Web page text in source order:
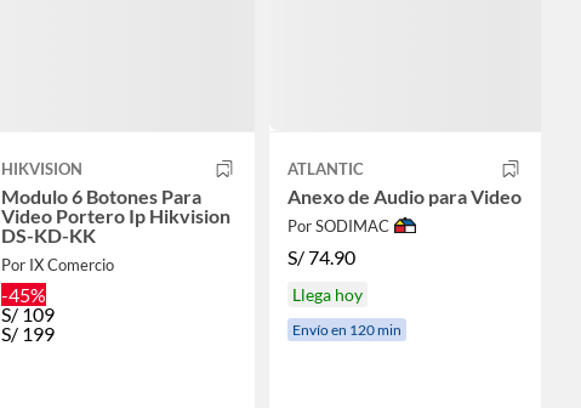
HIKVISION
Modulo 6 Botones Para
Video Portero Ip Hikvision
DS-KD-KK
Por IX Comercio
-45%
S/109
S/ 199
ATLANTIC
Anexo de Audio para Video
Por SODIMAC
S/74.90
Llega hoy
Envío en 120 min